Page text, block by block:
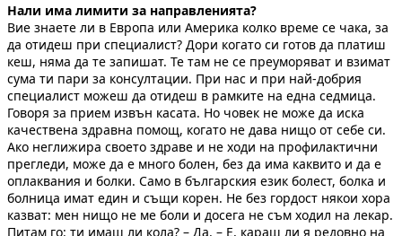
Нали има лимити за направленията?
Вие знаете ли в Европа или Америка колко време се чака, за
да отидеш при специалист? Дори когато си готов да платиш
кеш, няма да те запишат. Те там не се преуморяват и взимат
сума ти пари за консултации. При нас и при най-добрия
специалист можеш да отидеш в рамките на една седмица.
Говоря за прием извън касата. Но човек не може да иска
качествена здравна помощ, когато не дава нищо от себе си.
Ако неглижира своето здраве и не ходи на профилактични
прегледи, може да е много болен, без да има каквито и да е
оплаквания и болки. Само в българския език болест, болка и
болница имат един и същи корен. Не без гордост някои хора
казват: мен нищо не ме боли и досега не съм ходил на лекар.
Питам го: ти имаш ли кола? – Да. – Е, караш ли я редовно на